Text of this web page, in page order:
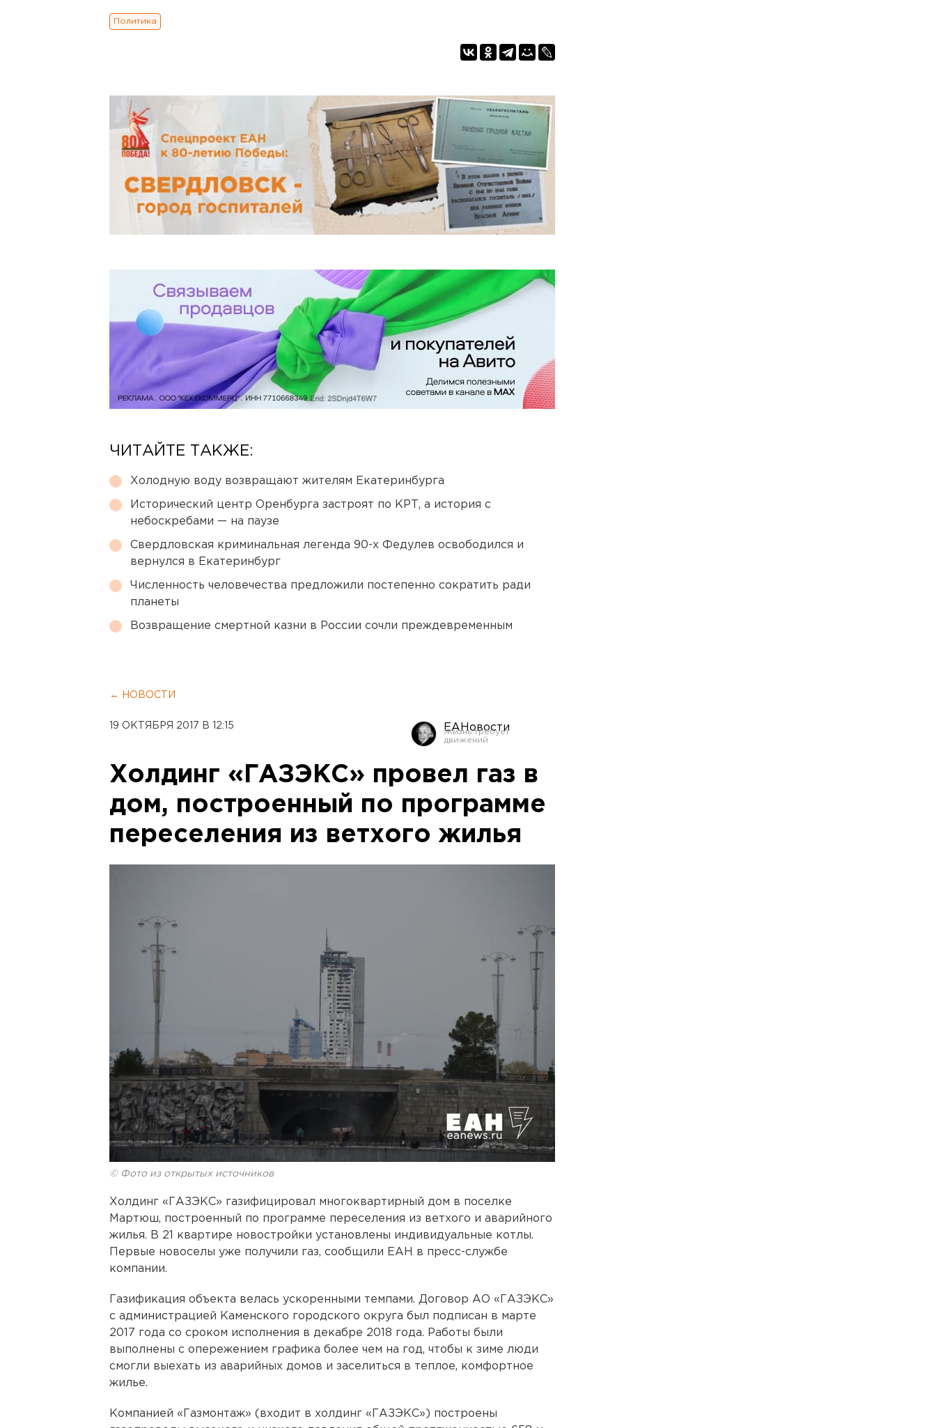
Политика
ЧИТАЙТЕ ТАКЖЕ:
Холодную воду возвращают жителям Екатеринбурга
Исторический центр Оренбурга застроят по КРТ, а история с
небоскребами — на паузе
Свердловская криминальная легенда 90-х Федулев освободился и
вернулся в Екатеринбург
Численность человечества предложили постепенно сократить ради
планеты
Возвращение смертной казни в России сочли преждевременным
← НОВОСТИ
19 ОКТЯБРЯ 2017 В 12:15 ЕАНовости
Холдинг «ГАЗЭКС» провел газ в
дом, построенный по программе
переселения из ветхого жилья
© Фото из открытых источников
Холдинг «ГАЗЭКС» газифицировал многоквартирный дом в поселке
Мартюш, построенный по программе переселения из ветхого и аварийного
жилья. В 21 квартире новостройки установлены индивидуальные котлы.
Первые новоселы уже получили газ, сообщили ЕАН в пресс-службе
компании.
Газификация объекта велась ускоренными темпами. Договор АО «ГАЗЭКС»
с администрацией Каменского городского округа был подписан в марте
2017 года со сроком исполнения в декабре 2018 года. Работы были
выполнены с опережением графика более чем на год, чтобы к зиме люди
смогли выехать из аварийных домов и заселиться в теплое, комфортное
жилье.
Компанией «Газмонтаж» (входит в холдинг «ГАЗЭКС») построены